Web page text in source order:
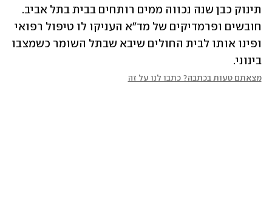
בינוני.
מצאתם טעות בכתבה? כתבו לנו על זה